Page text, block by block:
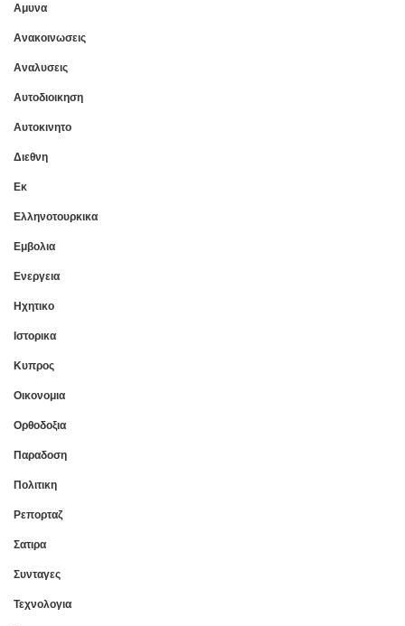
Αμυνα
Ανακοινωσεις
Αναλυσεις
Αυτοδιοικηση
Αυτοκινητο
Διεθνη
Εκ
Ελληνοτουρκικα
Εμβολια
Ενεργεια
Ηχητικο
Ιστορικα
Κυπρος
Οικονομια
Ορθοδοξια
Παραδοση
Πολιτικη
Ρεπορταζ
Σατιρα
Συνταγες
Τεχνολογια